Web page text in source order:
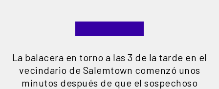
La balacera en torno a las 3 de la tarde en el
vecindario de Salemtown comenzó unos
minutos después de que el sospechoso